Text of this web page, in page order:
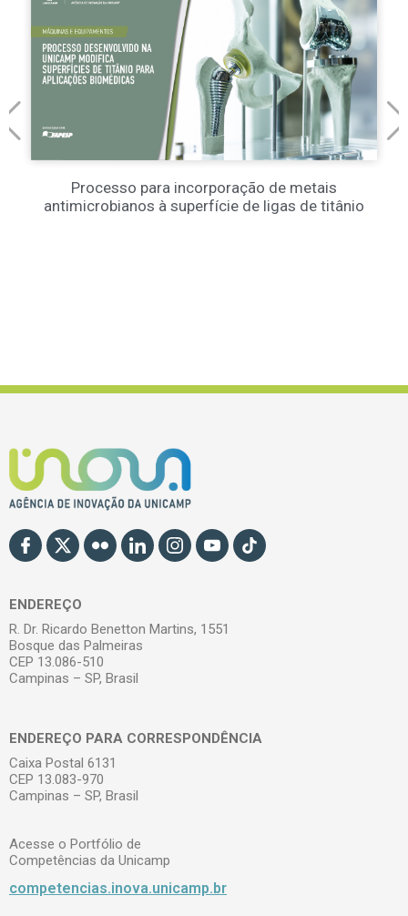
Processo para incorporação de metais
antimicrobianos à superfície de ligas de titânio
ENDEREÇO
R. Dr. Ricardo Benetton Martins, 1551
Bosque das Palmeiras
CEP 13.086-510
Campinas – SP, Brasil
ENDEREÇO PARA CORRESPONDÊNCIA
Caixa Postal 6131
CEP 13.083-970
Campinas – SP, Brasil
Acesse o Portfólio de
Competências da Unicamp
competencias.inova.unicamp.br